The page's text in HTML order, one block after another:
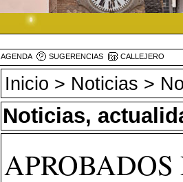
AGENDA SUGERENCIAS CALLEJERO
Inicio > Noticias >
Noticias,